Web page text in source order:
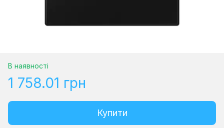
В наявності
1 758.01 грн
Купити